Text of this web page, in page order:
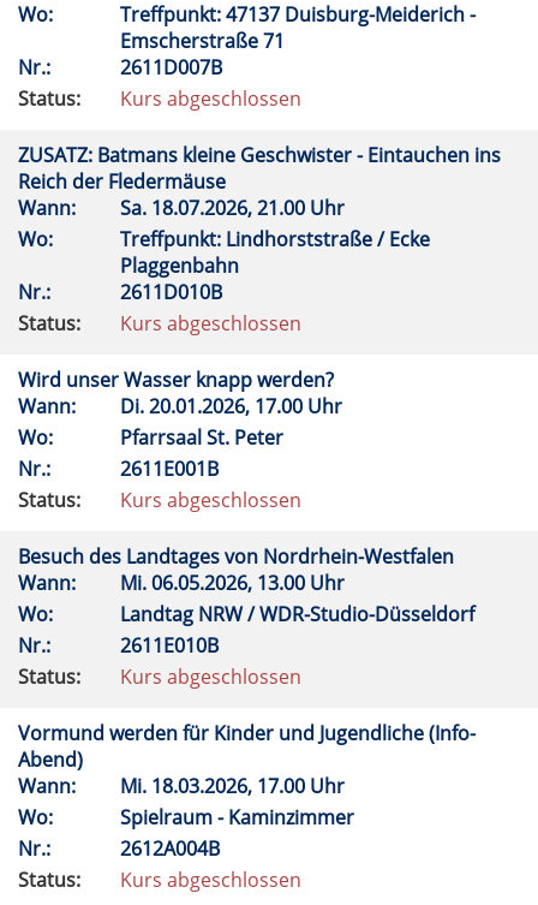
Wo:
Treffpunkt: 47137 Duisburg-Meiderich -
Emscherstraße 71
Nr.:
2611D007B
Status:
Kurs abgeschlossen
ZUSATZ: Batmans kleine Geschwister - Eintauchen ins
Reich der Fledermäuse
Wann:
Sa. 18.07.2026, 21.00 Uhr
Wo:
Treffpunkt: Lindhorststraße / Ecke
Plaggenbahn
Nr.:
2611D010B
Status:
Kurs abgeschlossen
Wird unser Wasser knapp werden?
Wann:
Di.20.01.2026, 17.00 Uhr
Wo:
Pfarrsaal St. Peter
Nr.:
2611E001B
Status:
Kurs abgeschlossen
Besuch des Landtages von Nordrhein-Westfalen
Wann:
Mi.06.05.2026, 13.00 Uhr
Wo:
Landtag NRW / WDR-Studio-Düsseldorf
Nr.:
2611E010B
Status:
Kurs abgeschlossen
Vormund werden für Kinder und Jugendliche (Info-
Abend)
Wann:
Mi. 18.03.2026, 17.00 Uhr
Wo:
Spielraum - Kaminzimmer
Nr.:
2612A004B
Status:
Kurs abgeschlossen